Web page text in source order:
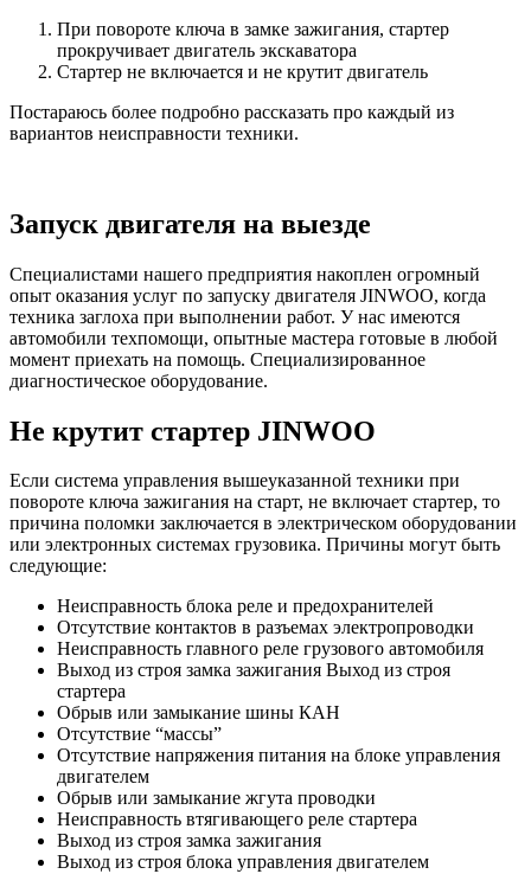
При повороте ключа в замке зажигания, стартер
прокручивает двигатель экскаватора
Стартер не включается и не крутит двигатель
Постараюсь более подробно рассказать про каждый из
вариантов неисправности техники.
Запуск двигателя на выезде
Специалистами нашего предприятия накоплен огромный
опыт оказания услуг по запуску двигателя JINWOO, когда
техника заглоха при выполнении работ. У нас имеются
автомобили техпомощи, опытные мастера готовые в любой
момент приехать на помощь. Специализированное
диагностическое оборудование.
Не крутит стартер JINWOO
Если система управления вышеуказанной техники при
повороте ключа зажигания на старт, не включает стартер, то
причина поломки заключается в электрическом оборудовании
или электронных системах грузовика. Причины могут быть
следующие:
Неисправность блока реле и предохранителей
Отсутствие контактов в разъемах электропроводки
Неисправность главного реле грузового автомобиля
Выход из строя замка зажигания Выход из строя
стартера
Обрыв или замыкание шины КАН
Отсутствие “массы”
Отсутствие напряжения питания на блоке управления
двигателем
Обрыв или замыкание жгута проводки
Неисправность втягивающего реле стартера
Выход из строя замка зажигания
Выход из строя блока управления двигателем